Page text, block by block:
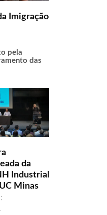
Imigração
pela
das
da
Industrial
Minas